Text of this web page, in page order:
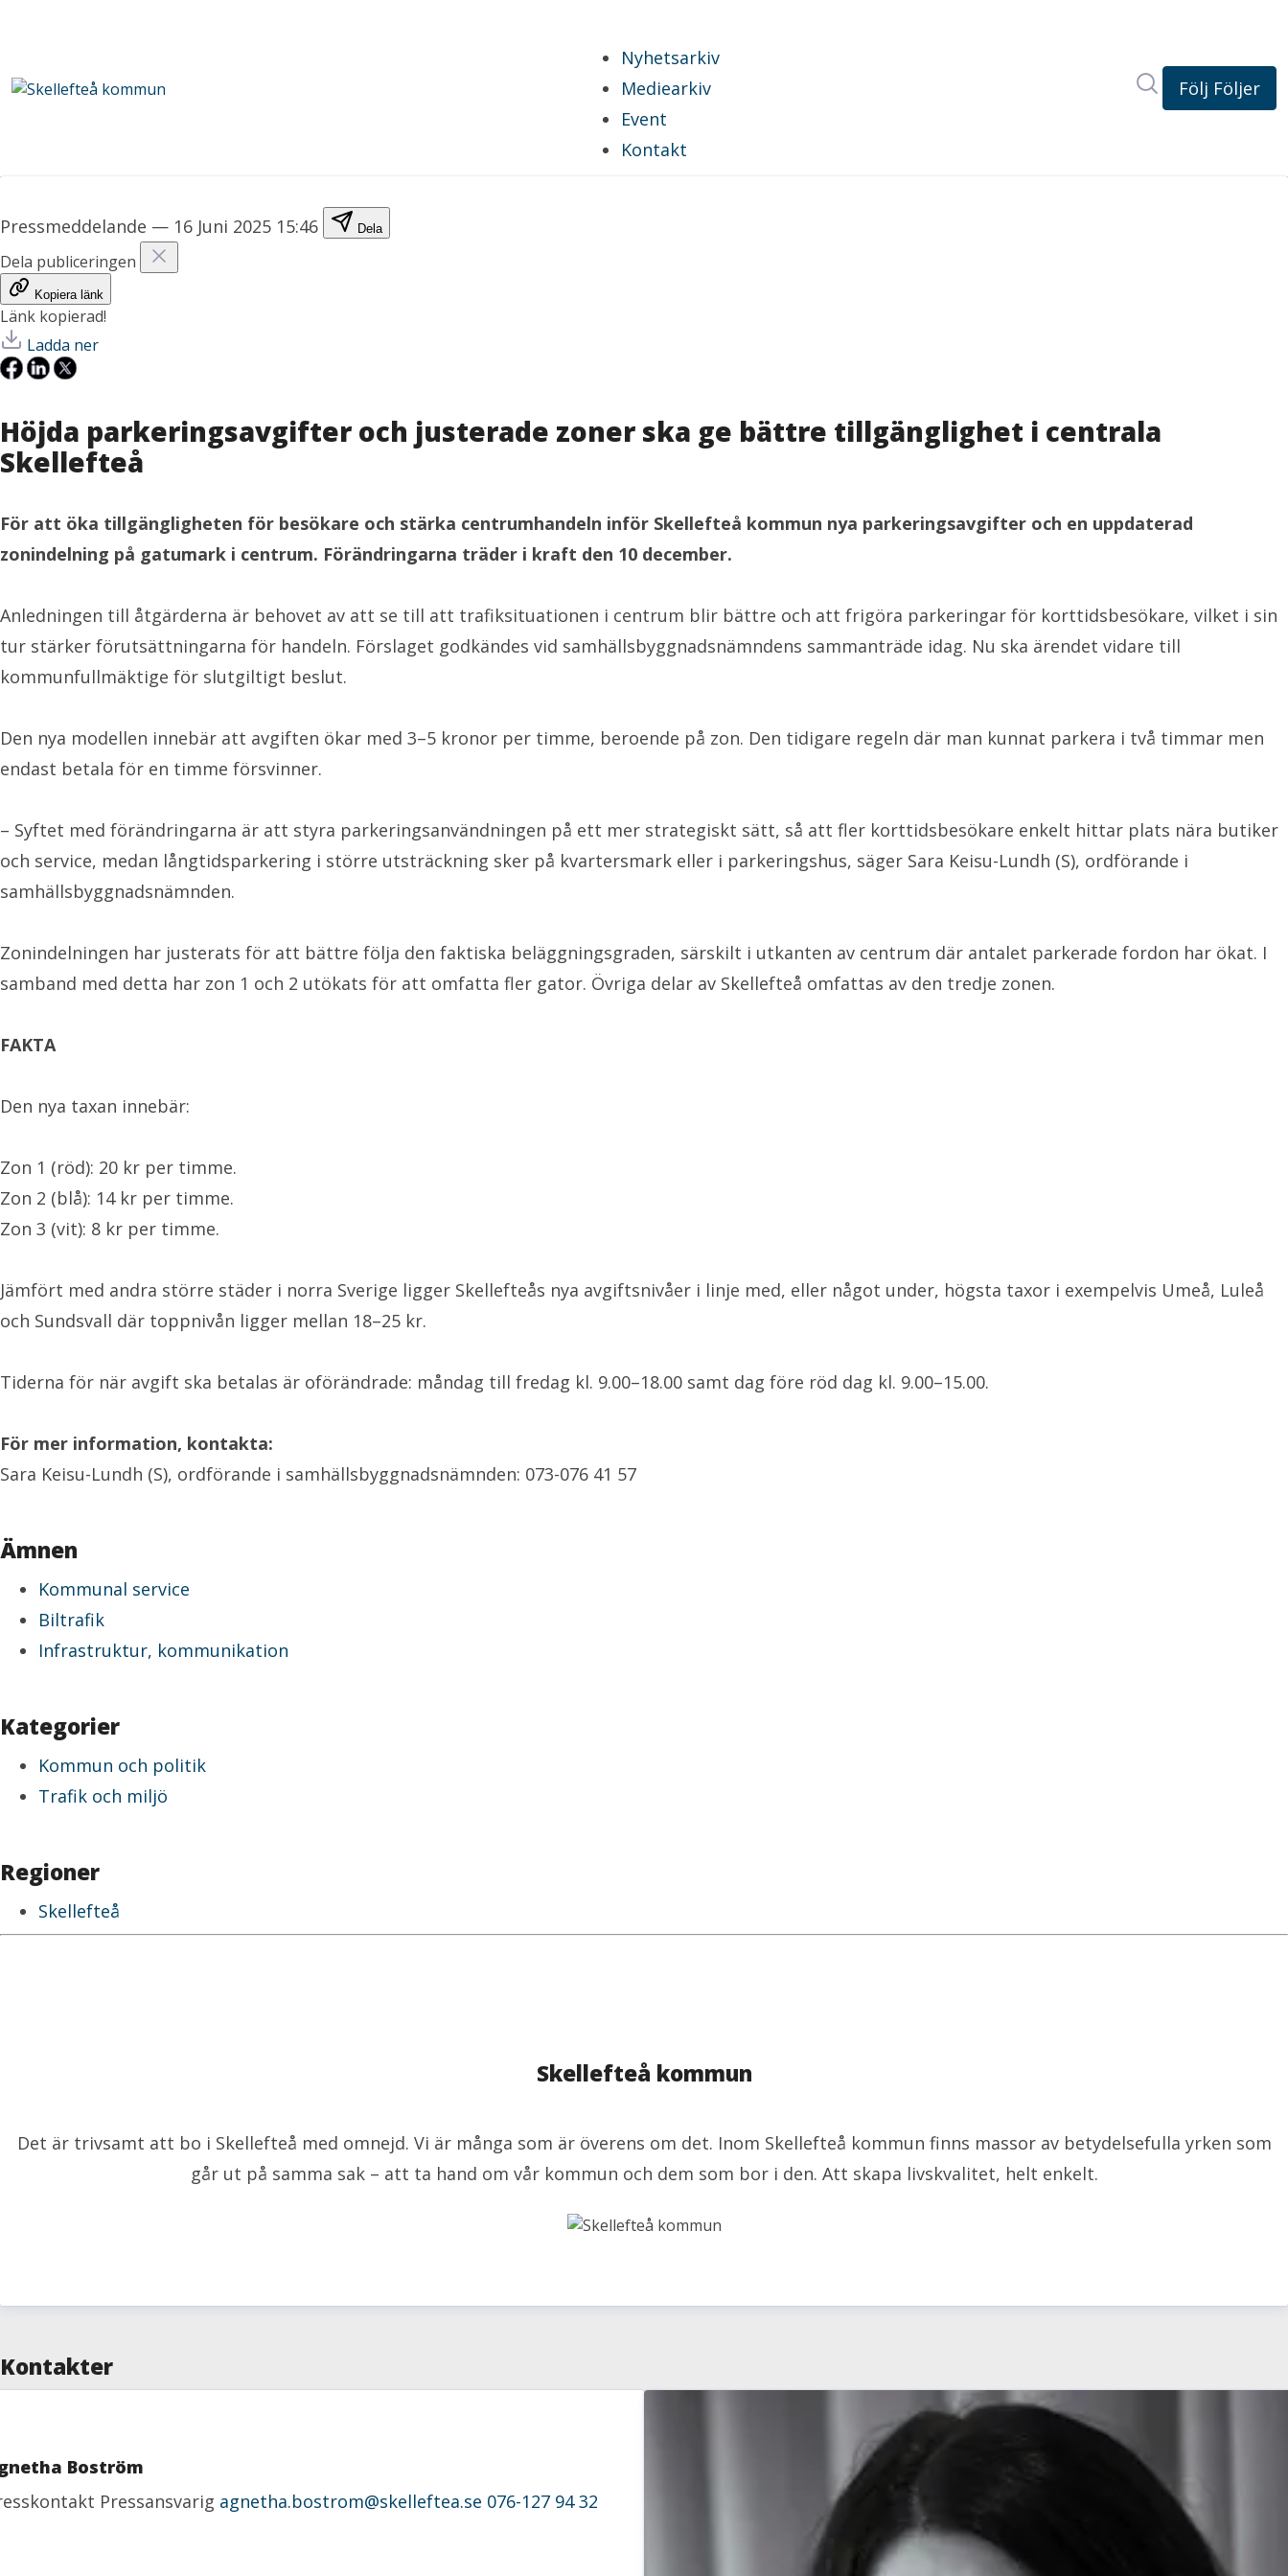
Nyhetsarkiv
Mediearkiv
Event
Kontakt
Sök i
Följ Följer
Pressmeddelande — 16 Juni 2025 15:46 Dela
Dela publiceringen
Kopiera länk
Länk kopierad!
Ladda ner
Höjda parkeringsavgifter och justerade zoner ska ge bättre tillgänglighet i centrala
Skellefteå
För att öka tillgängligheten för besökare och stärka centrumhandeln inför Skellefteå kommun nya parkeringsavgifter och en uppdaterad
zonindelning på gatumark i centrum. Förändringarna träder i kraft den 10 december.
Anledningen till åtgärderna är behovet av att se till att trafiksituationen i centrum blir bättre och att frigöra parkeringar för korttidsbesökare, vilket i sin
tur stärker förutsättningarna för handeln. Förslaget godkändes vid samhällsbyggnadsnämndens sammanträde idag. Nu ska ärendet vidare till
kommunfullmäktige för slutgiltigt beslut.
Den nya modellen innebär att avgiften ökar med 3–5 kronor per timme, beroende på zon. Den tidigare regeln där man kunnat parkera i två timmar men
endast betala för en timme försvinner.
– Syftet med förändringarna är att styra parkeringsanvändningen på ett mer strategiskt sätt, så att fler korttidsbesökare enkelt hittar plats nära butiker
och service, medan långtidsparkering i större utsträckning sker på kvartersmark eller i parkeringshus, säger Sara Keisu-Lundh (S), ordförande i
samhällsbyggnadsnämnden.
Zonindelningen har justerats för att bättre följa den faktiska beläggningsgraden, särskilt i utkanten av centrum där antalet parkerade fordon har ökat. I
samband med detta har zon 1 och 2 utökats för att omfatta fler gator. Övriga delar av Skellefteå omfattas av den tredje zonen.
FAKTA
Den nya taxan innebär:
Zon 1 (röd): 20 kr per timme.
Zon 2 (blå): 14 kr per timme.
Zon 3 (vit): 8 kr per timme.
Jämfört med andra större städer i norra Sverige ligger Skellefteås nya avgiftsnivåer i linje med, eller något under, högsta taxor i exempelvis Umeå, Luleå
och Sundsvall där toppnivån ligger mellan 18–25 kr.
Tiderna för när avgift ska betalas är oförändrade: måndag till fredag kl. 9.00–18.00 samt dag före röd dag kl. 9.00–15.00.
För mer information, kontakta:
Sara Keisu-Lundh (S), ordförande i samhällsbyggnadsnämnden: 073-076 41 57
Ämnen
Kommunal service
Biltrafik
Infrastruktur, kommunikation
Kategorier
Kommun och politik
Trafik och miljö
Regioner
Skellefteå
Skellefteå kommun
Det är trivsamt att bo i Skellefteå med omnejd. Vi är många som är överens om det. Inom Skellefteå kommun finns massor av betydelsefulla yrken som
går ut på samma sak – att ta hand om vår kommun och dem som bor i den. Att skapa livskvalitet, helt enkelt.
Kontakter
Boström
Pressansvarig agnetha.bostrom@skelleftea.se 076-127 94 32